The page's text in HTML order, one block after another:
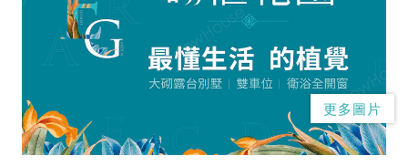
更多圖片